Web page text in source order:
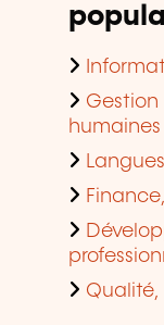
Gestion
humaines
Langues
Qualité,